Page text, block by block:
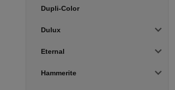
Dupli-Color
Dulux
Eternal
Hammerite